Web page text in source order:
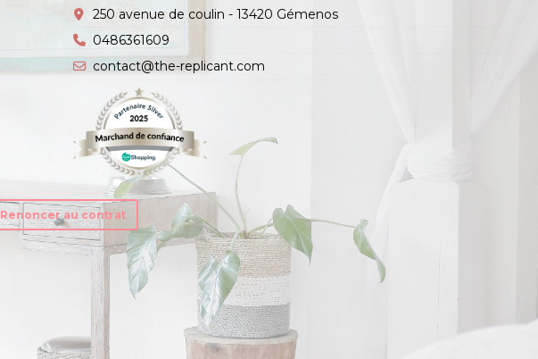
250 avenue de coulin - 13420 Gémenos
0486361609
contact@the-replicant.com
Renoncer au contrat